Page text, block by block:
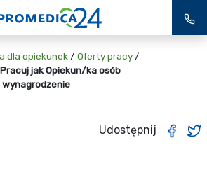
dla opiekunek / Oferty pracy /
Pracuj jak Opiekun/ka osób
Udostępnij